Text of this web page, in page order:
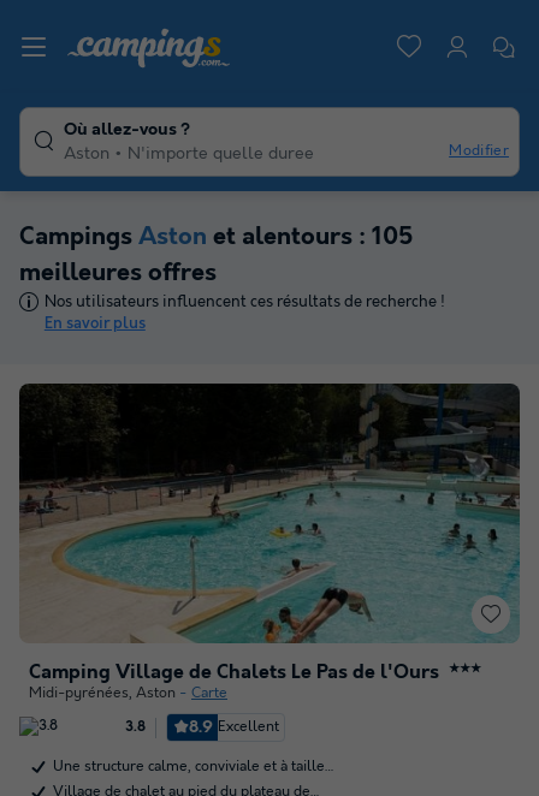
Où allez-vous ?
Aston
N'importe quelle duree Modifier
Campings Aston et alentours : 105
meilleures offres
Nos utilisateurs influencent ces résultats de recherche !
En savoir plus
Camping Village de Chalets Le Pas de l'Ours ★★★
Midi-pyrénées, Aston Carte
3.8 8.9 Excellent
Une structure calme, conviviale et à taille…
Village de chalet au pied du plateau de…